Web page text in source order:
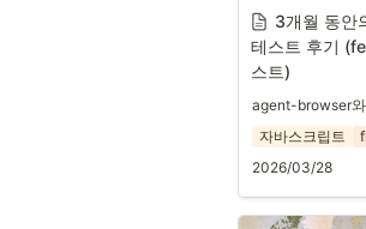
3개월 동안
테스트 후기
스트)
agent-browser
자바스크립트
2026/03/28